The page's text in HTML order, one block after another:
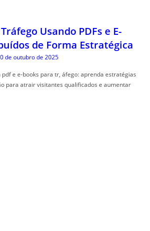
Usando PDFs e E-
de Forma Estratégica
de outubro de 2025
e e-books para tr, áfego: aprenda estratégias
para atrair visitantes qualificados e aumentar